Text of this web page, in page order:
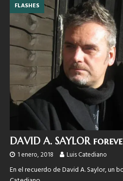
FLASHES
DAVID A. SAYLOR
1 enero, 2018 Luis Catediano
En el recuerdo de David A. Saylor, un